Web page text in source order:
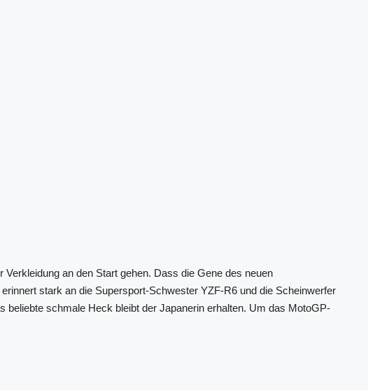
an den Start gehen. Dass die Gene des neuen
stark an die Supersport-Schwester YZF-R6 und die Scheinwerfer
schmale Heck bleibt der Japanerin erhalten. Um das MotoGP-